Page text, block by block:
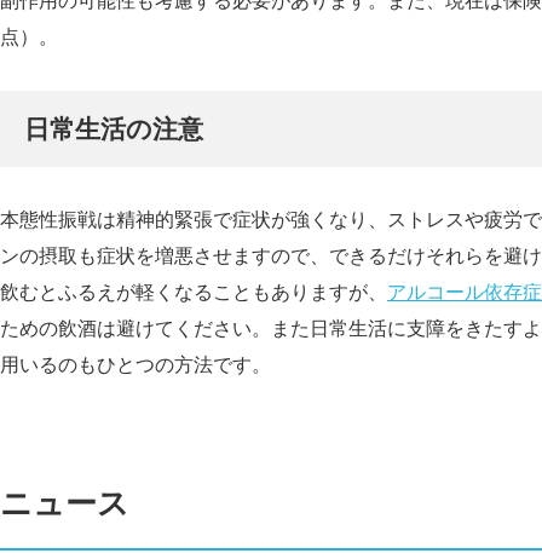
点）。
日常生活の注意
本態性振戦は精神的緊張で症状が強くなり、ストレスや疲労
ンの摂取も症状を増悪させますので、できるだけそれらを避
飲むとふるえが軽くなることもありますが、 アルコール依存症
ための飲酒は避けてください。また日常生活に支障をきたす
用いるのもひとつの方法です。
ニュース